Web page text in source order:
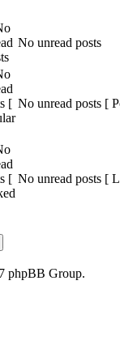
No unread posts
No unread posts [
No unread posts [
phpBB Group.